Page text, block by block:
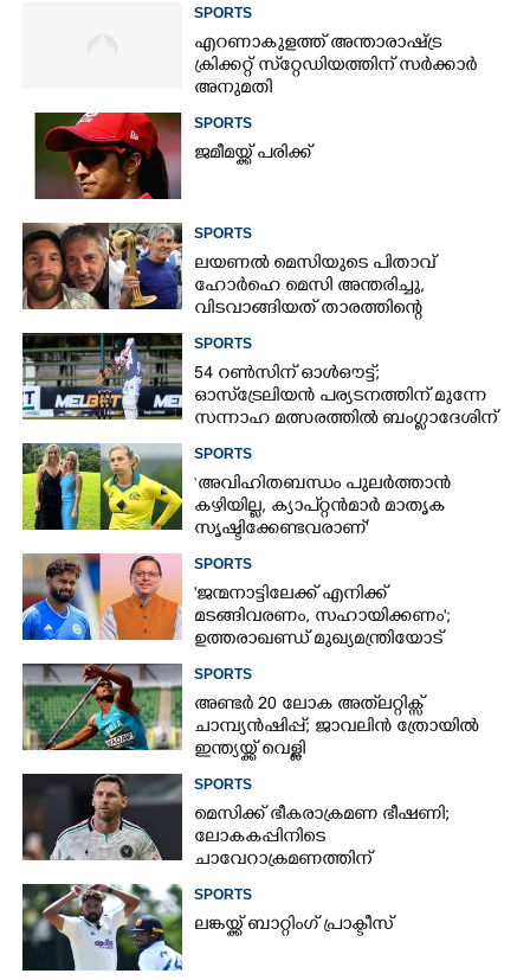
SPORTS
എറണാകുളത്ത് അന്താരാഷ്ട്ര
ക്രിക്കറ്റ് സ്‌റ്റേഡിയത്തിന് സർക്കാർ
അനുമതി
SPORTS
ജമീമയ്ക്ക് പരിക്ക്
SPORTS
ലയണൽ മെസിയുടെ പിതാവ്
ഹോർഹെ മെസി അന്തരിച്ചു,​
വിടവാങ്ങിയത് താരത്തിന്റെ
ശക്തികേന്ദ്രം
SPORTS
54 റൺസിന് ഓൾഔട്ട്;
ഓസ്‌ട്രേലിയൻ പര്യടനത്തിന് മുന്നേ
സന്നാഹ മത്സരത്തിൽ ബംഗ്ലാദേശിന്
ഒരേയൊരു താരം
SPORTS
‘അവിഹിതബന്ധം പുലർത്താൻ
കഴിയില്ല,​ ക്യാപ്റ്റൻമാർ മാതൃക
സൃഷ്ടിക്കേണ്ടവരാണ്'
താരത്തിന്റെ ഭാര്യ
SPORTS
'ജന്മനാട്ടിലേക്ക് എനിക്ക്
മടങ്ങിവരണം, സഹായിക്കണം';
ഉത്തരാഖണ്ഡ് മുഖ്യമന്ത്രിയോട്
SPORTS
അണ്ടർ 20 ലോക അത്‌ലറ്റിക്സ്
ചാമ്പ്യൻഷിപ്പ്; ജാവലിൻ ത്രോയിൽ
ഇന്ത്യയ്ക്ക് വെള്ളി
SPORTS
മെസിക്ക് ഭീകരാക്രമണ ഭീഷണി;
ലോകകപ്പിനിടെ
ചാവേറാക്രമണത്തിന്
SPORTS
ലങ്കയ്ക്ക് ബാറ്റിംഗ് പ്രാക്ടീസ്